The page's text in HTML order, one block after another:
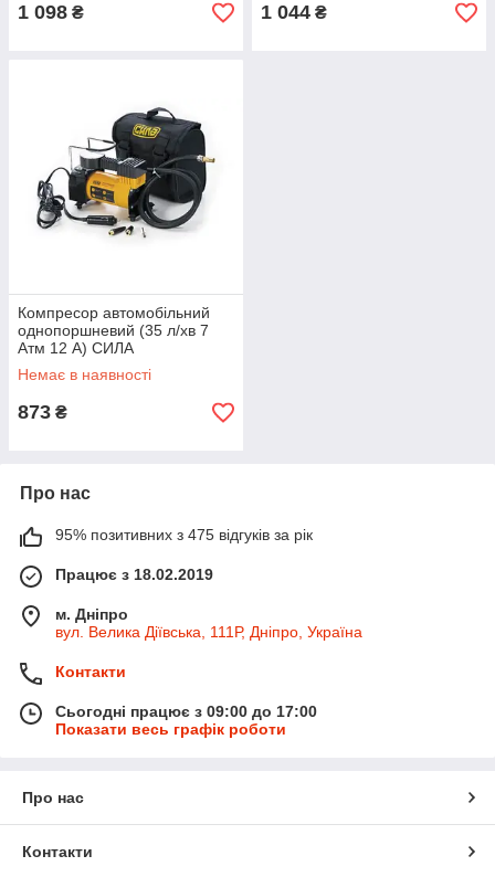
1 098 ₴ 1 044 ₴
Компресор автомобільний
однопоршневий (35 л/хв 7
Атм 12 А) СИЛА
Немає в наявності
873 ₴
Про нас
95% позитивних з 475 відгуків за рік
Працює з 18.02.2019
м. Дніпро
вул. Велика Діївська, 111Р, Дніпро, Україна
Контакти
Сьогодні працює з 09:00 до 17:00
Показати весь графік роботи
Про нас
Контакти